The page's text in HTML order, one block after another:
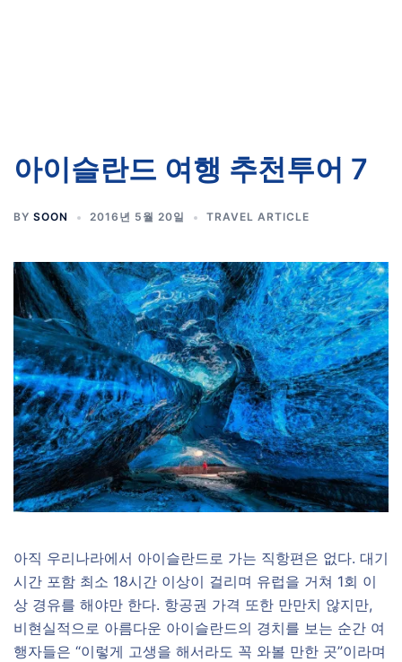
아이슬란드 여행 추천투어 7
BY SOON 2016년 5월 20일 TRAVEL ARTICLE
아직 우리나라에서 아이슬란드로 가는 직항편은 없다. 대기
시간 포함 최소 18시간 이상이 걸리며 유럽을 거쳐 1회 이
상 경유를 해야만 한다. 항공권 가격 또한 만만치 않지만,
비현실적으로 아름다운 아이슬란드의 경치를 보는 순간 여
행자들은 “이렇게 고생을 해서라도 꼭 와볼 만한 곳”이라며